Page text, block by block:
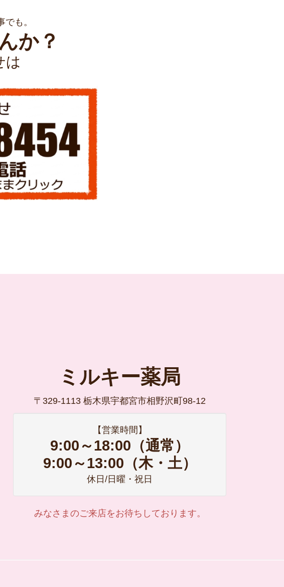
も。
か？
は
ミルキー薬局
〒329-1113 栃木県宇都宮市相野沢町98-12
【営業時間】
9:00～18:00（通常）
9:00～13:00（木・土）
休日/日曜・祝日
みなさまのご来店をお待ちしております。